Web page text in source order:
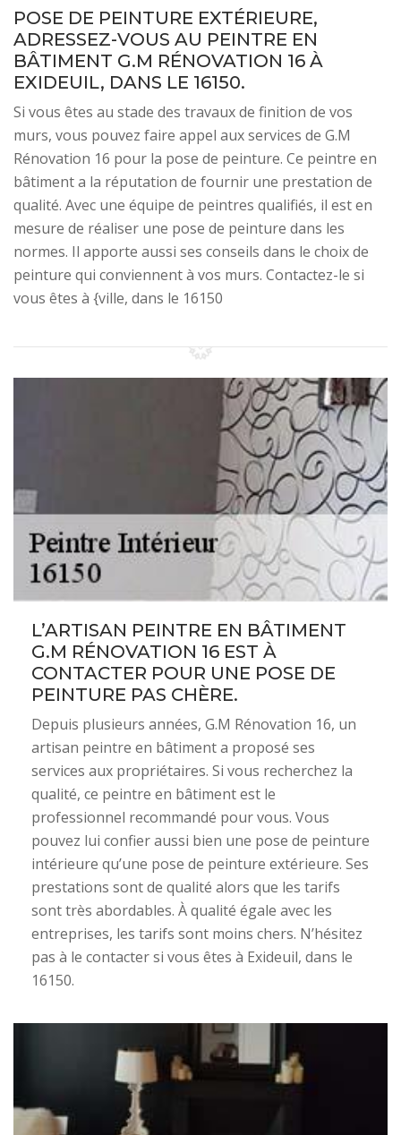
POSE DE PEINTURE EXTÉRIEURE,
ADRESSEZ-VOUS AU PEINTRE EN
BÂTIMENT G.M RÉNOVATION 16 À
EXIDEUIL, DANS LE 16150.
Si vous êtes au stade des travaux de finition de vos
murs, vous pouvez faire appel aux services de G.M
Rénovation 16 pour la pose de peinture. Ce peintre en
bâtiment a la réputation de fournir une prestation de
qualité. Avec une équipe de peintres qualifiés, il est en
mesure de réaliser une pose de peinture dans les
normes. Il apporte aussi ses conseils dans le choix de
peinture qui conviennent à vos murs. Contactez-le si
vous êtes à {ville, dans le 16150
L’ARTISAN PEINTRE EN BÂTIMENT
G.M RÉNOVATION 16 EST À
CONTACTER POUR UNE POSE DE
PEINTURE PAS CHÈRE.
Depuis plusieurs années, G.M Rénovation 16, un
artisan peintre en bâtiment a proposé ses
services aux propriétaires. Si vous recherchez la
qualité, ce peintre en bâtiment est le
professionnel recommandé pour vous. Vous
pouvez lui confier aussi bien une pose de peinture
intérieure qu’une pose de peinture extérieure. Ses
prestations sont de qualité alors que les tarifs
sont très abordables. À qualité égale avec les
entreprises, les tarifs sont moins chers. N’hésitez
pas à le contacter si vous êtes à Exideuil, dans le
16150.